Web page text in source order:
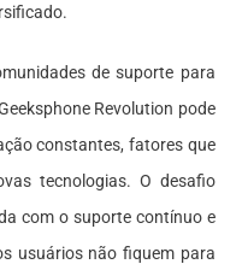
de suporte para
Revolution pode
constantes, fatores que
tecnologias. O desafio
com o suporte contínuo e
usuários não fiquem para